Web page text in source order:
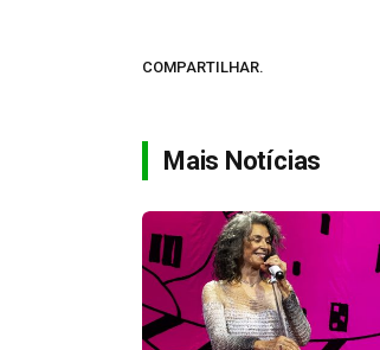
COMPARTILHAR.
Mais Notícias